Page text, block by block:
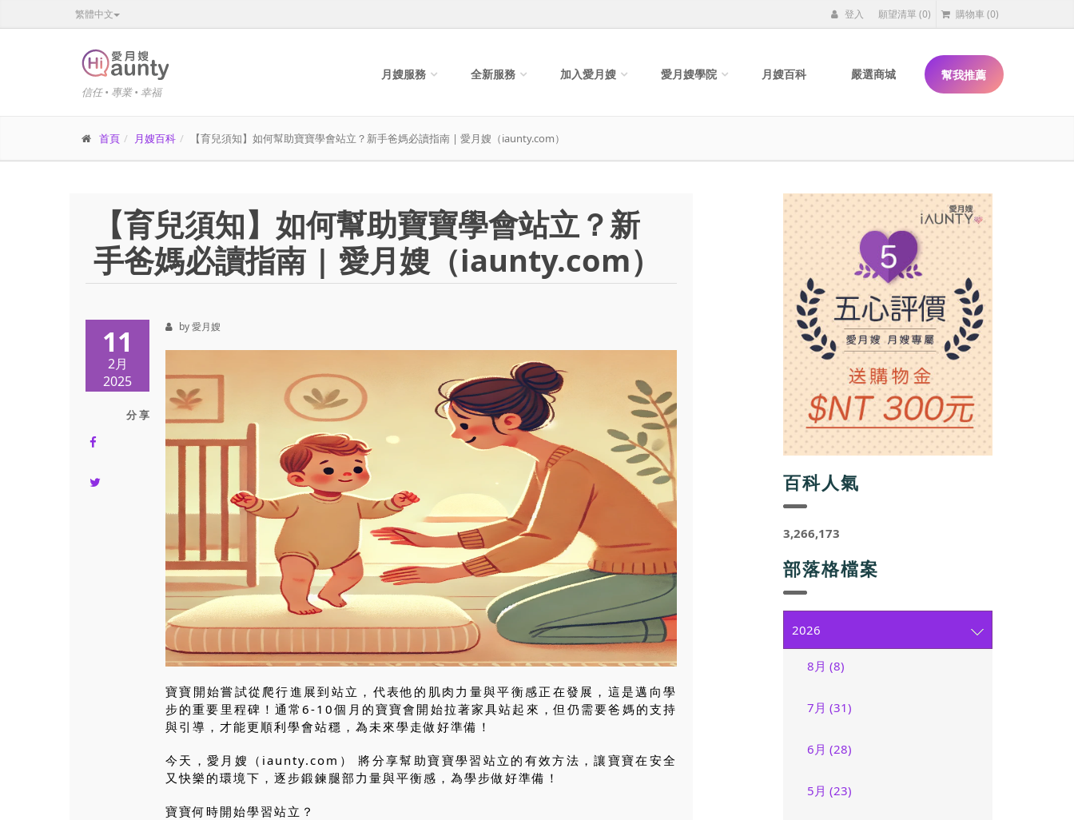
繁體中文 登入 願望清單(0) 購物車 (0)
信任 • 專業 • 幸福
月嫂服務 全新服務 加入愛月嫂 愛月嫂學院 月嫂百科 嚴選商城 幫我推薦
首頁 月嫂百科 【育兒須知】如何幫助寶寶學會站立？新手爸媽必讀指南 | 愛月嫂（iaunty.com）
【育兒須知】如何幫助寶寶學會站立？新
手爸媽必讀指南 | 愛月嫂（iaunty.com）
11
2月
2025
分 享
by 愛月嫂
寶寶開始嘗試從爬行進展到站立，代表他的肌肉力量與平衡感正在發展，這是邁向學
步的重要里程碑！通常6-10個月的寶寶會開始拉著家具站起來，但仍需要爸媽的支持
與引導，才能更順利學會站穩，為未來學走做好準備！
今天，愛月嫂（iaunty.com） 將分享幫助寶寶學習站立的有效方法，讓寶寶在安全
又快樂的環境下，逐步鍛鍊腿部力量與平衡感，為學步做好準備！
寶寶何時開始學習站立？
百科人氣
3,266,173
部落格檔案
2026
8月 (8)
7月 (31)
6月 (28)
5月 (23)